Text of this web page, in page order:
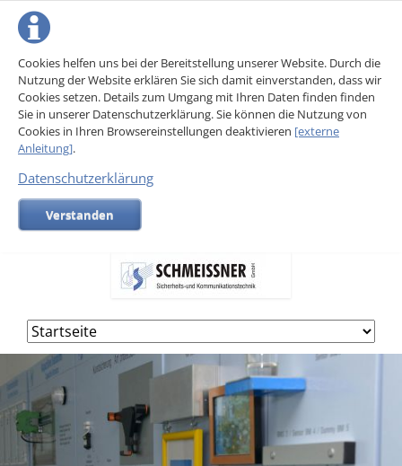
Cookies helfen uns bei der Bereitstellung unserer Website. Durch die
Nutzung der Website erklären Sie sich damit einverstanden, dass wir
Cookies setzen. Details zum Umgang mit Ihren Daten finden finden
Sie in unserer Datenschutzerklärung. Sie können die Nutzung von
Cookies in Ihren Browsereinstellungen deaktivieren [externe
Anleitung].
Datenschutzerklärung
Verstanden
Navigation
überspringen